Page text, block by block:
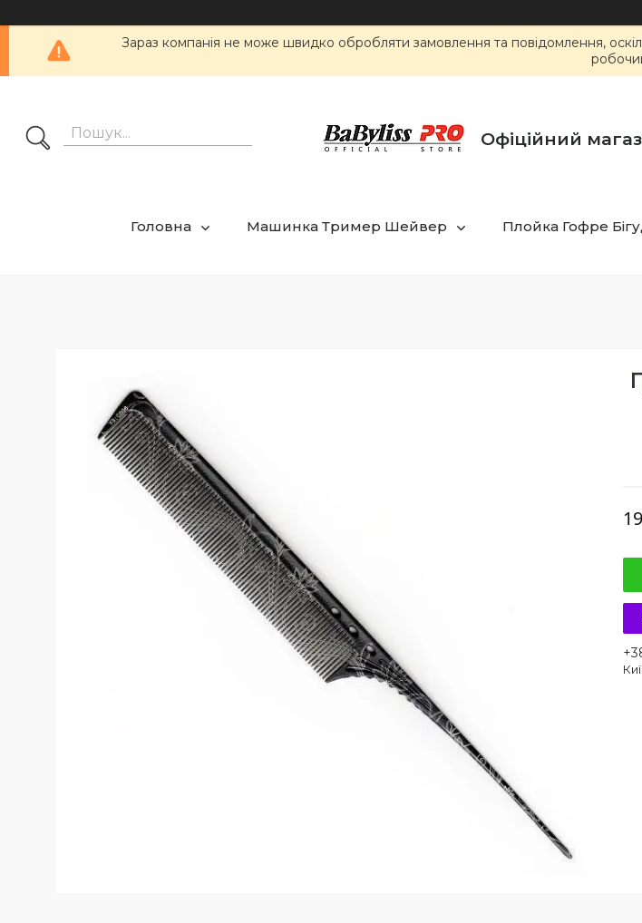
Зараз компанія не може швидко обробляти замовлення та повідомлення,
Офіційний
Головна Машинка Тример Шейвер Плойка Гофре